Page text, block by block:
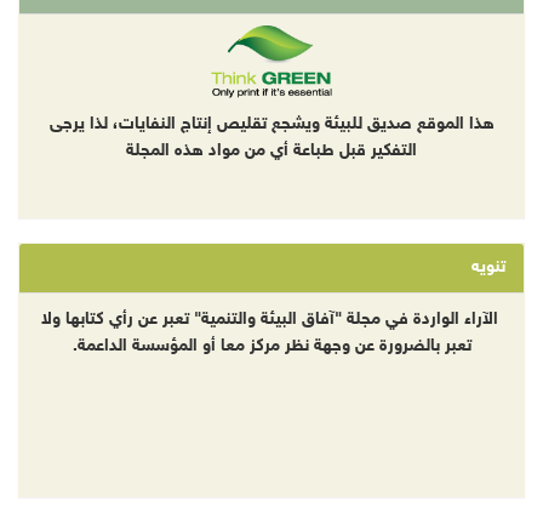
هذا الموقع صديق للبيئة ويشجع تقليص إنتاج النفايات، لذا يرجى
التفكير قبل طباعة أي من مواد هذه المجلة
تنويه
الآراء الواردة في مجلة "آفاق البيئة والتنمية" تعبر عن رأي كتابها ولا
تعبر بالضرورة عن وجهة نظر مركز معا أو المؤسسة الداعمة.